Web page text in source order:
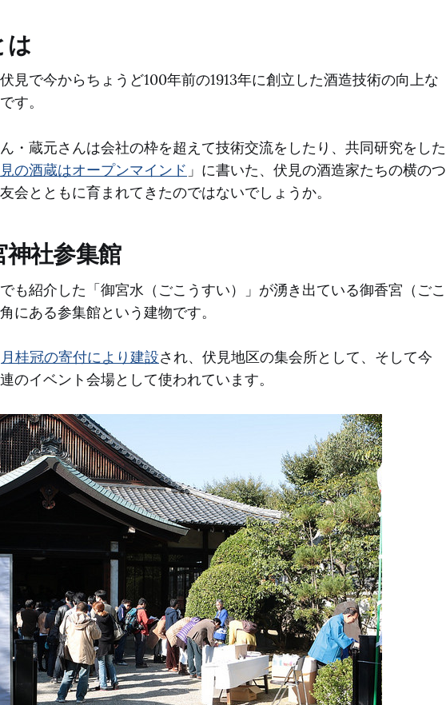
は
見で今からちょうど100年前の1913年に創立した酒造技術の向上な
す。
・蔵元さんは会社の枠を超えて技術交流をしたり、共同研究をした
の酒蔵はオープンマインド 」に書いた、伏見の酒造家たちの横のつ
会とともに育まれてきたのではないでしょうか。
社参集館
でも紹介した「御宮水（ごこうすい）」が湧き出ている御香宮（ごこ
にある参集館という建物です。
月桂冠の寄付により建設され、伏見地区の集会所として、そして今
のイベント会場として使われています。